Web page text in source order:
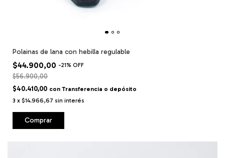
Polainas de lana con hebilla regulable
$44.900,00 -21% OFF
$56.900,00
$40.410,00 con Transferencia o depósito
3 x $14.966,67 sin interés
Comprar